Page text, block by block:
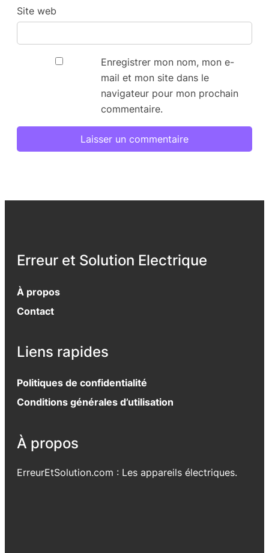
Site web
Enregistrer mon nom, mon e-
mail et mon site dans le
navigateur pour mon prochain
commentaire.
Erreur et Solution Electrique
À propos
Contact
Liens rapides
Politiques de confidentialité
Conditions générales d’utilisation
À propos
ErreurEtSolution.com : Les appareils électriques.